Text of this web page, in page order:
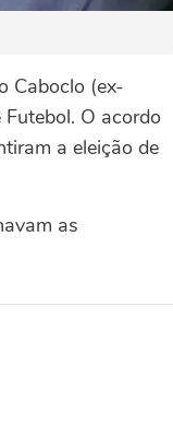
Caboclo (ex-
O acordo
a eleição de
as